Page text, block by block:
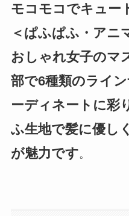
モコモコでキュー
＜ぱふぱふ・アニ
おしゃれ女子のマ
部で6種類のライ
ーディネートに彩
ふ生地で髪に優し
が魅力です。